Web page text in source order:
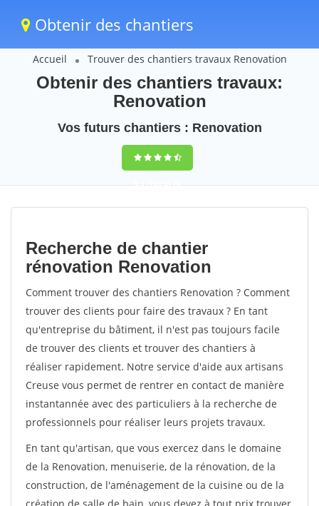
Obtenir des chantiers
Accueil Trouver des chantiers travaux Renovation
Obtenir des chantiers travaux:
Renovation
Vos futurs chantiers : Renovation
9,5(100%)76
votes
Recherche de chantier
rénovation Renovation
Comment trouver des chantiers Renovation ? Comment
trouver des clients pour faire des travaux ? En tant
qu'entreprise du bâtiment, il n'est pas toujours facile
de trouver des clients et trouver des chantiers à
réaliser rapidement. Notre service d'aide aux artisans
Creuse vous permet de rentrer en contact de manière
instantannée avec des particuliers à la recherche de
professionnels pour réaliser leurs projets travaux.
En tant qu'artisan, que vous exercez dans le domaine
de la Renovation, menuiserie, de la rénovation, de la
construction, de l'aménagement de la cuisine ou de la